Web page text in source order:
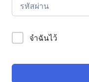
จำฉันไว้